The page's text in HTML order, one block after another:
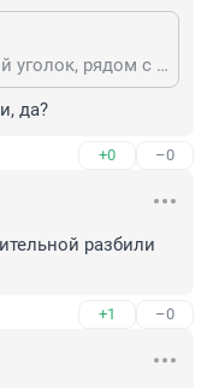
снт малышево еще тот райский уголок, рядом с полетаевской свалкой.
да?
+0 –0
разбили
+1 –0